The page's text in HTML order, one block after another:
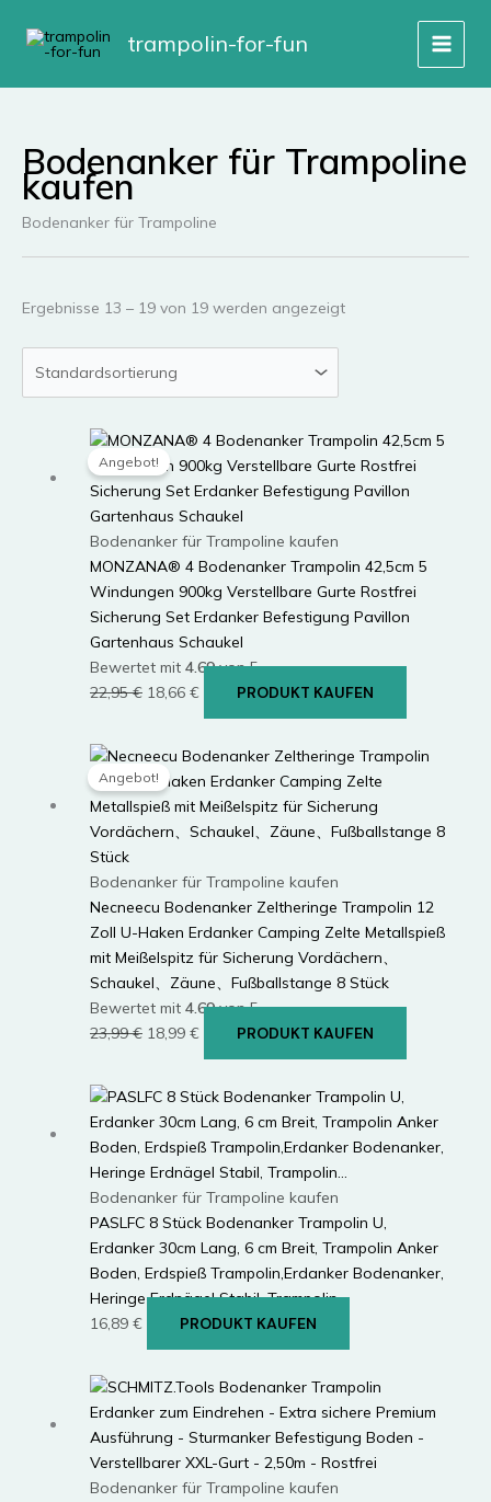
Inhalt
springen
trampolin-for-fun
Bodenanker für Trampoline
kaufen
Bodenanker für Trampoline
Ergebnisse 13 – 19 von 19 werden angezeigt
Angebot!
Bodenanker für Trampoline kaufen
MONZANA® 4 Bodenanker Trampolin 42,5cm 5
Windungen 900kg Verstellbare Gurte Rostfrei
Sicherung Set Erdanker Befestigung Pavillon
Gartenhaus Schaukel
Bewertet mit 4.69von 5
22,95€ Ursprünglicher
22,95 €
18,66 €Aktueller
Preis
18,66 €.
PRODUKT KAUFEN
Angebot!
Bodenanker für Trampoline kaufen
Necneecu Bodenanker Zeltheringe Trampolin 12
Zoll U-Haken Erdanker Camping Zelte Metallspieß
mit Meißelspitz für Sicherung Vordächern、
Schaukel、Zäune、Fußballstange 8 Stück
Bewertet mit 4.69von 5
23,99€ Ursprünglicher
23,99 €
18,99 €Aktueller
Preis
18,99 €.
PRODUKT KAUFEN
Bodenanker für Trampoline kaufen
PASLFC 8 Stück Bodenanker Trampolin U,
Erdanker 30cm Lang, 6 cm Breit, Trampolin Anker
Boden, Erdspieß Trampolin,Erdanker Bodenanker,
Heringe Erdnägel Stabil, Trampolin…
16,89 € PRODUKT KAUFEN
Bodenanker für Trampoline kaufen